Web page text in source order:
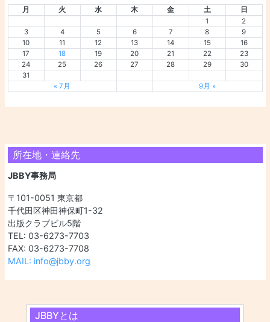
月 火 水 木 金 土
日
1
2
3
4 5 6 7 8
9
10
11 12 13 14 15
16
17
18 19 20 21 22
23
24
25 26 27 28 29
30
31
« 7月
9月 »
所在地・連絡先
JBBY事務局
〒101-0051 東京都
千代田区神田神保町1-32
出版クラブビル5階
TEL: 03-6273-7703
FAX: 03-6273-7708
MAIL: info@jbby.org
JBBYとは